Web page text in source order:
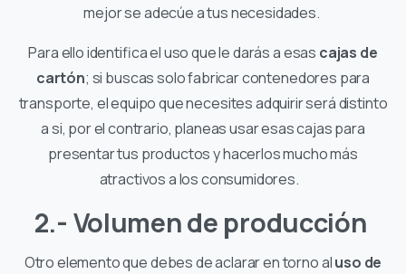
mejor se adecúe a tus necesidades.
Para ello identifica el uso que le darás a esas cajas de
cartón; si buscas solo fabricar contenedores para
transporte, el equipo que necesites adquirir será distinto
a si, por el contrario, planeas usar esas cajas para
presentar tus productos y hacerlos mucho más
atractivos a los consumidores.
2.- Volumen de producción
Otro elemento que debes de aclarar en torno aluso de